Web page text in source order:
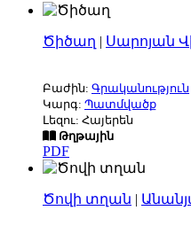
Ծիծաղ | Սարոյան
Բաժին: Գրականություն
Կարգ: Պատմվածք
Լեզու: Հայերեն
Թղթային
PDF
Ծովի տղան |